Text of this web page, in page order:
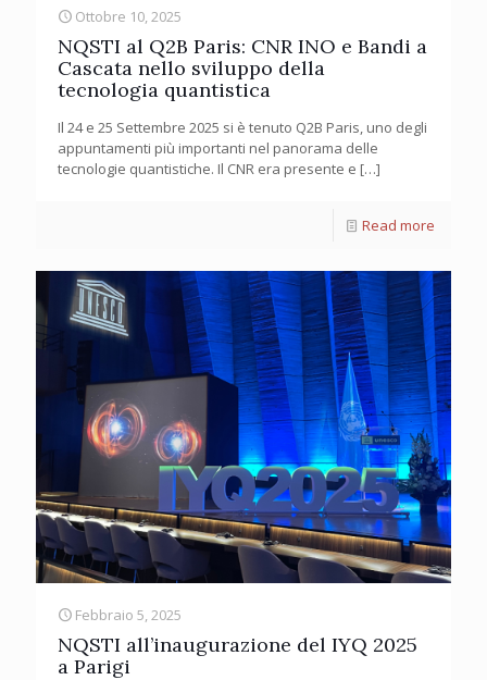
Ottobre 10, 2025
NQSTI al Q2B Paris: CNR INO e Bandi a
Cascata nello sviluppo della
tecnologia quantistica
Il 24 e 25 Settembre 2025 si è tenuto Q2B Paris, uno degli
appuntamenti più importanti nel panorama delle
tecnologie quantistiche. Il CNR era presente e […]
Read more
Febbraio 5, 2025
NQSTI all’inaugurazione del IYQ 2025
a Parigi